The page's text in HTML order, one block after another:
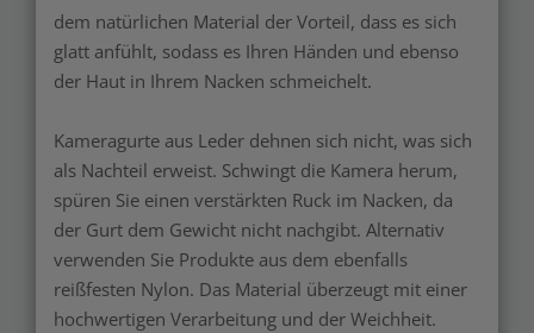
dem natürlichen Material der Vorteil, dass es sich
glatt anfühlt, sodass es Ihren Händen und ebenso
der Haut in Ihrem Nacken schmeichelt.
Kameragurte aus Leder dehnen sich nicht, was sich
als Nachteil erweist. Schwingt die Kamera herum,
spüren Sie einen verstärkten Ruck im Nacken, da
der Gurt dem Gewicht nicht nachgibt. Alternativ
verwenden Sie Produkte aus dem ebenfalls
reißfesten Nylon. Das Material überzeugt mit einer
hochwertigen Verarbeitung und der Weichheit.